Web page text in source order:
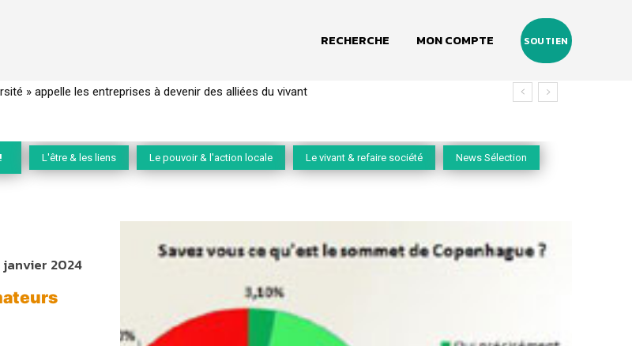
RECHERCHE MON COMPTE SOUTIEN
sa mémoire hydrique et déréglé tout le territoire (2020-2026)
L'être & les liens Le pouvoir & l'action locale Le vivant & refaire société News Sélection
janvier 2024